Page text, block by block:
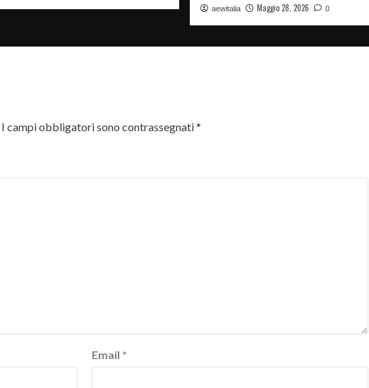
aewitalia Maggio 28, 2026 0
I campi obbligatori sono contrassegnati*
Email *